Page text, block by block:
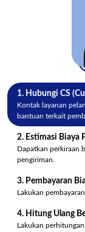
1. Hubungi CS
Kontak layanan
bantuan terkait
2. Estimasi Biaya
Dapatkan perkiraan
pengiriman.
3. Pembayaran
Lakukan
4. Hitung Ulang
Lakukan